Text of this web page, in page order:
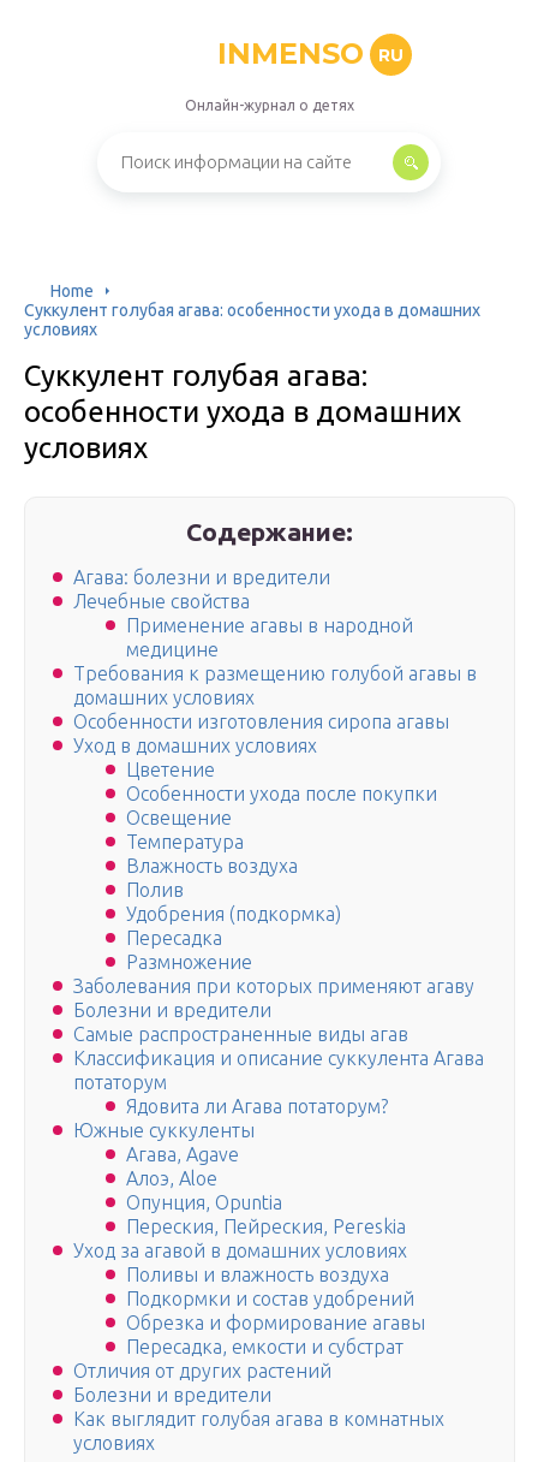
INMENSO RU
Онлайн-журнал о детях
Home
Суккулент голубая агава: особенности ухода в домашних
условиях
Суккулент голубая агава:
особенности ухода в домашних
условиях
Содержание:
Агава: болезни и вредители
Лечебные свойства
Применение агавы в народной
медицине
Требования к размещению голубой агавы в
домашних условиях
Особенности изготовления сиропа агавы
Уход в домашних условиях
Цветение
Особенности ухода после покупки
Освещение
Температура
Влажность воздуха
Полив
Удобрения (подкормка)
Пересадка
Размножение
Заболевания при которых применяют агаву
Болезни и вредители
Самые распространенные виды агав
Классификация и описание суккулента Агава
потаторум
Ядовита ли Агава потаторум?
Южные суккуленты
Агава, Agave
Алоэ, Aloe
Опунция, Opuntia
Переския, Пейреския, Pereskia
Уход за агавой в домашних условиях
Поливы и влажность воздуха
Подкормки и состав удобрений
Обрезка и формирование агавы
Пересадка, емкости и субстрат
Отличия от других растений
Болезни и вредители
Как выглядит голубая агава в комнатных
условиях